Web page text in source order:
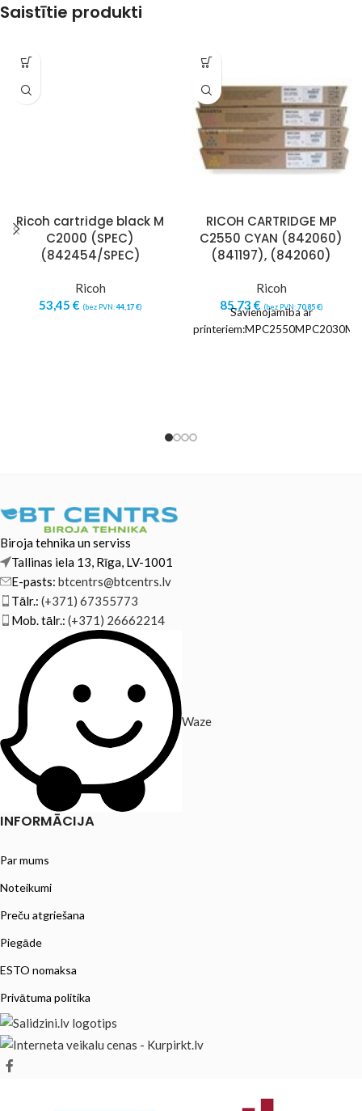
Saistītie produkti
Ricoh cartridge black M
C2000 (SPEC)
(842454/SPEC)
Ricoh
53,45 € (bez PVN:44,17€)
RICOH CARTRIDGE MP
C2550 CYAN (842060)
(841197), (842060)
Ricoh
85,73 € (bez PVN:70,85€)
Savienojamība ar
Biroja tehnika un serviss
Tallinas iela 13, Rīga, LV-1001
E-pasts: btcentrs@btcentrs.lv
Tālr.: (+371) 67355773
Mob. tālr.: (+371) 26662214
Waze
INFORMĀCIJA
Par mums
Noteikumi
Preču atgriešana
Piegāde
ESTO nomaksa
Privātuma politika